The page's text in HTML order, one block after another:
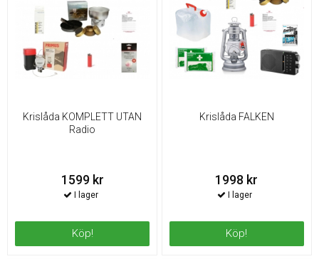
Krislåda KOMPLETT UTAN
Radio
1599 kr
Köp!
Krislåda FALKEN
1998 kr
Köp!